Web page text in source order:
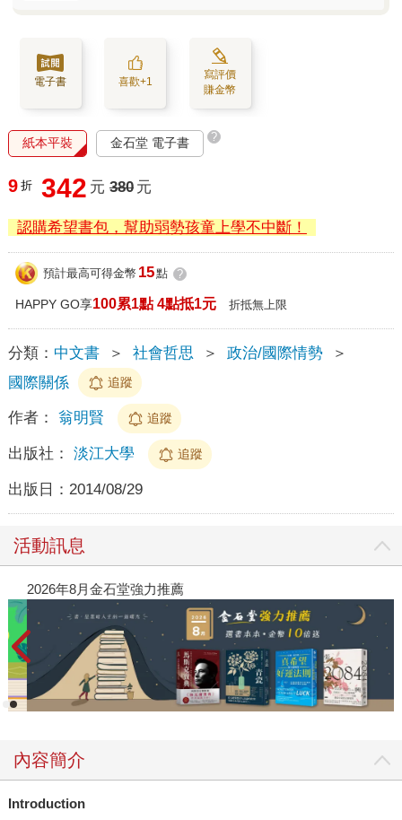
電子書 喜歡+1
寫評價
賺金幣
紙本平裝 金石堂 電子書 ?
9 折 342 元 380 元
認購希望書包，幫助弱勢孩童上學不中斷！
預計最高可得金幣 15點 ?
HAPPY GO享100累1點 4點抵1元 折抵無上限
分類： 中文書 ＞ 社會哲思 ＞ 政治/國際情勢
＞
國際關係
追蹤
作者： 翁明賢 追蹤
出版社： 淡江大學 追蹤
出版日： 2014/08/29
活動訊息
2026年8月金石堂強力推薦
內容簡介
Introduction